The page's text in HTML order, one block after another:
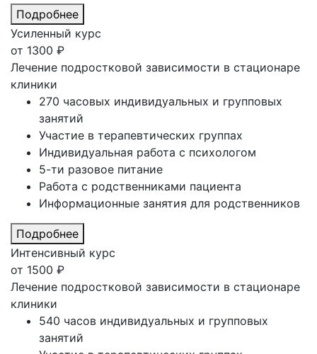
Подробнее
Усиленный курс
от 1300 ₽
Лечение подростковой зависимости в стационаре
клиники
270 часовых индивидуальных и групповых
занятий
Участие в терапевтических группах
Индивидуальная работа с психологом
5-ти разовое питание
Работа с родственниками пациента
Информационные занятия для родственников
Подробнее
Интенсивный курс
от 1500 ₽
Лечение подростковой зависимости в стационаре
клиники
540 часов индивидуальных и групповых
занятий